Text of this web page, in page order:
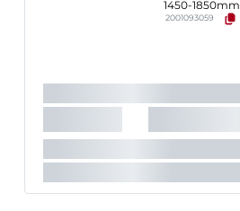
1450-1850mm
2001093059